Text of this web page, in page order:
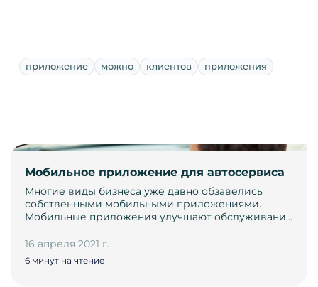
приложение можно клиентов приложения
Мобильное приложение для автосервиса
Многие виды бизнеса уже давно обзавелись
собственными мобильными приложениями.
Мобильные приложения улучшают обслуживани…
16 апреля 2021 г.
6 минут на чтение